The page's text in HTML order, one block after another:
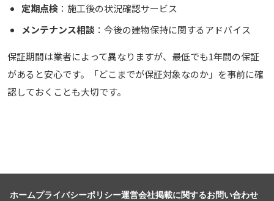
定期点検：施工後の状況確認サービス
メンテナンス相談 ：今後の建物保持に関するアドバイス
保証期間は業者によって異なりますが、最低でも1年間の保証
があると安心です。「どこまでが保証対象なのか」を事前に確
認しておくことも大切です。
ホームプライバシーポリシー運営会社掲載に関するお問い合わせ